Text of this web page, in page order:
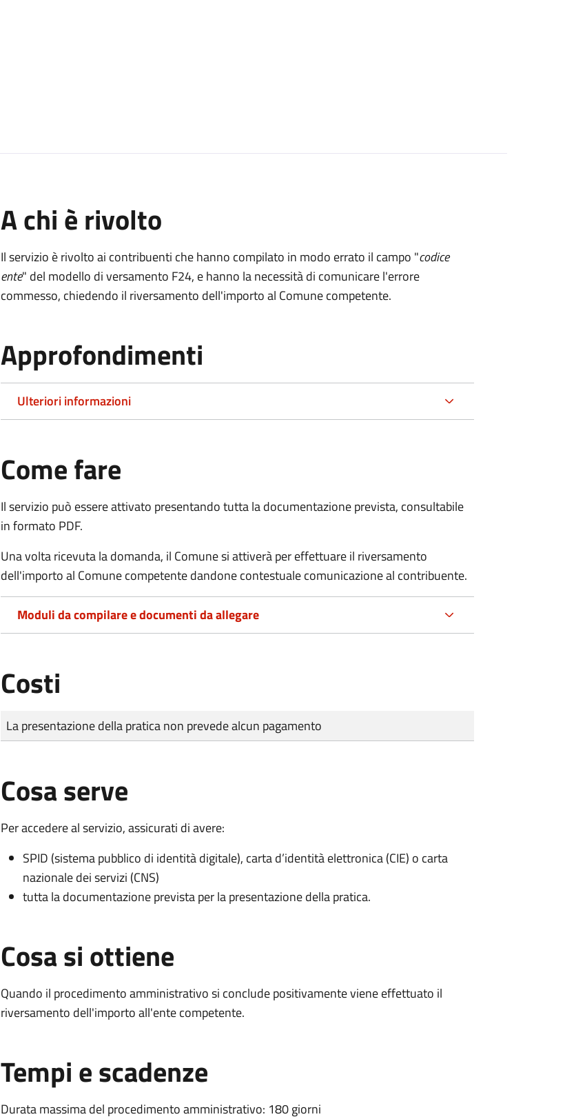
A chi è rivolto
Il servizio è rivolto ai contribuenti che hanno compilato in modo errato il campo "codice
ente" del modello di versamento F24, e hanno la necessità di comunicare l'errore
commesso, chiedendo il riversamento dell'importo al Comune competente.
Approfondimenti
Ulteriori informazioni
Come fare
Il servizio può essere attivato presentando tutta la documentazione prevista, consultabile
in formato PDF.
Una volta ricevuta la domanda, il Comune si attiverà per effettuare il riversamento
dell'importo al Comune competente dandone contestuale comunicazione al contribuente.
Moduli da compilare e documenti da allegare
Costi
Tipo di pagamento
Importo
La presentazione della pratica non prevede alcun pagamento
Cosa serve
Per accedere al servizio, assicurati di avere:
SPID (sistema pubblico di identità digitale), carta d’identità elettronica (CIE) o carta
nazionale dei servizi (CNS)
tutta la documentazione prevista per la presentazione della pratica.
Cosa si ottiene
Quando il procedimento amministrativo si conclude positivamente viene effettuato il
riversamento dell'importo all'ente competente.
Tempi e scadenze
Durata massima del procedimento amministrativo: 180 giorni